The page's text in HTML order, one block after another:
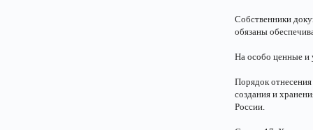
Собственники
обязаны
На особо ценные и
Порядок
создания и
России.